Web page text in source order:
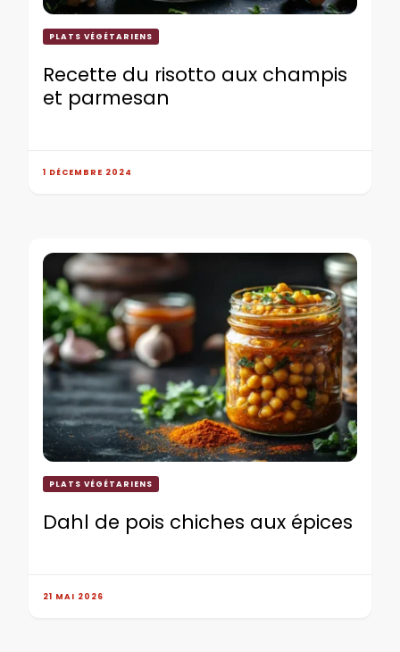
PLATS VÉGÉTARIENS
Recette du risotto aux champis
et parmesan
1 DÉCEMBRE 2024
PLATS VÉGÉTARIENS
Dahl de pois chiches aux épices
21 MAI 2026